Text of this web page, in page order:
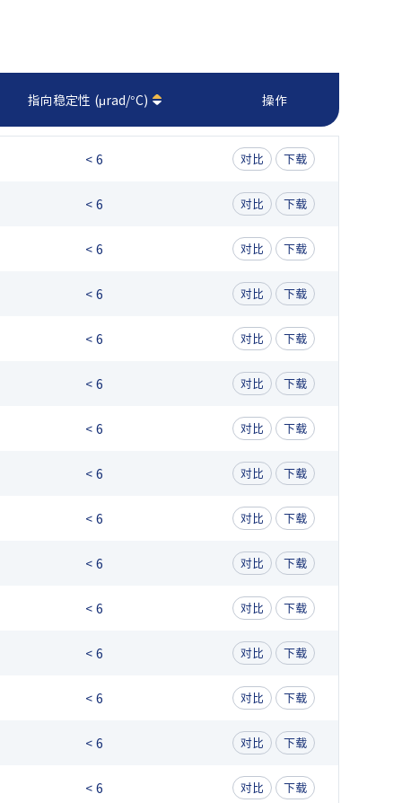
指向稳定性 (μrad/°C) 操作
< 6 对比 下载
< 6 对比 下载
< 6 对比 下载
< 6 对比 下载
< 6 对比 下载
< 6 对比 下载
< 6 对比 下载
< 6 对比 下载
< 6 对比 下载
< 6 对比 下载
< 6 对比 下载
< 6 对比 下载
< 6 对比 下载
< 6 对比 下载
< 6 对比 下载